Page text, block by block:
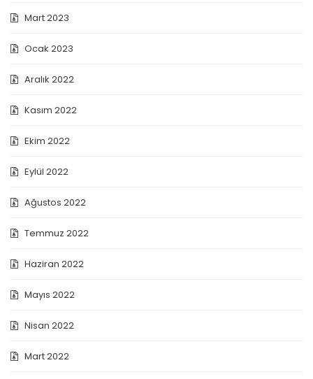
Mart 2023
Ocak 2023
Aralık 2022
Kasım 2022
Ekim 2022
Eylül 2022
Ağustos 2022
Temmuz 2022
Haziran 2022
Mayıs 2022
Nisan 2022
Mart 2022